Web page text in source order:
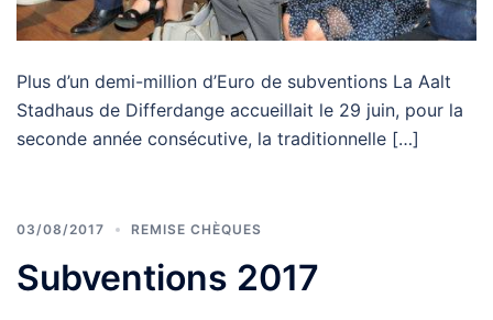
Plus d’un demi-million d’Euro de subventions La Aalt
Stadhaus de Differdange accueillait le 29 juin, pour la
seconde année consécutive, la traditionnelle […]
03/08/2017 REMISE CHÈQUES
Subventions 2017